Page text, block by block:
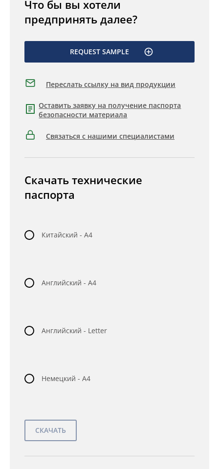
Что бы вы хотели
предпринять далее?
REQUEST SAMPLE
Переслать ссылку на вид продукции
Оставить заявку на получение паспорта
безопасности материала
Связаться с нашими специалистами
Скачать технические
паспорта
Китайский - A4
Английский - A4
Английский - Letter
Немецкий - A4